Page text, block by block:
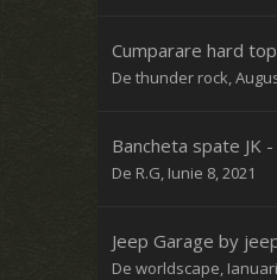
Cumparare hard top
Dethunder rock ,
Bancheta spate JK
De R.G Iunie 8, 2021
Jeep Garage by
Deworldscape